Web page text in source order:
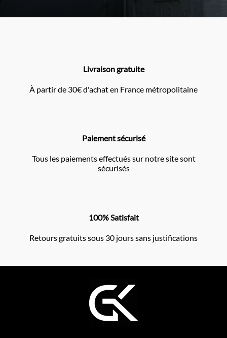
Livraison gratuite
À partir de 30€ d'achat en France métropolitaine
Paiement sécurisé
Tous les paiements effectués sur notre site sont
sécurisés
100% Satisfait
Retours gratuits sous 30 jours sans justifications